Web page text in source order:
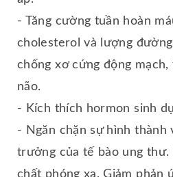
- Tăng cường tuần hoàn
cholesterol và lượng
chống xơ cứng động
não.
- Kích thích hormon sinh
- Ngăn chặn sự hình thành
trưởng của tế bào ung thư.
chất phóng xạ. Giảm phản